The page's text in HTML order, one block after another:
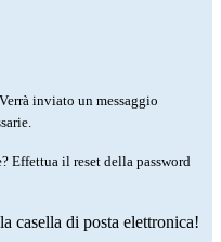
Verrà inviato un messaggio
Effettua il reset della password
casella di posta elettronica!